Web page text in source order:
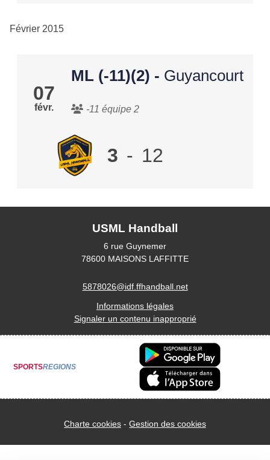
Février 2015
07
févr.
ML (-11)(2) - Guyancourt
-11 équipe 2
3 - 12
USML Handball
6 rue Guynemer
78600 MAISONS LAFFITTE
5878026@idf.ffhandball.net
Informations légales
Signaler un contenu inapproprié
SPORTSREGIONS
Charte cookies Gestion des cookies